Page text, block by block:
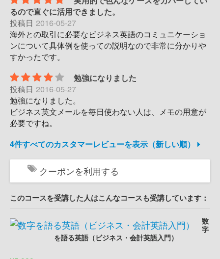
るので直ぐに活用できました。
投稿日 2016-05-27
海外との取引に必要なビジネス英語のコミュニケーショ
ンについて具体例を使っての説明なので非常に分かりや
すかったです。
勉強になりました
投稿日 2016-05-27
勉強になりました。
ビジネス英文メールを毎日使わない人は、メモの用意が
必要ですね。
4件すべてのカスタマーレビューを表示（新しい順）
クーポンを利用する
このコースを受講した人はこんなコースも受講しています：
数
字
を語る英語（ビジネス・会計英語入門）